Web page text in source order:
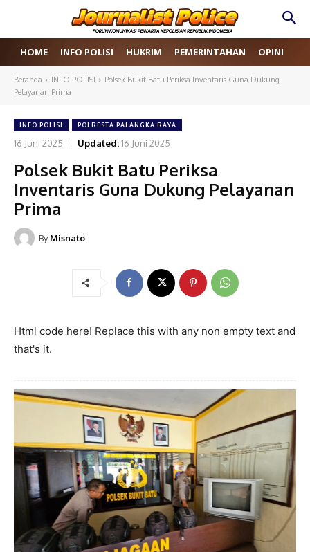
HOME INFO POLISI HUKRIM PEMERINTAHAN OPINI
Beranda INFO POLISI
Polsek Bukit Batu Periksa Inventaris Guna Dukung
Pelayanan Prima
INFO POLISI POLRESTA PALANGKA RAYA
16 Juni 2025 Updated:16 Juni 2025
Polsek Bukit Batu Periksa
Inventaris Guna Dukung Pelayanan
Prima
By Misnato
Html code here! Replace this with any non empty text and
that's it.